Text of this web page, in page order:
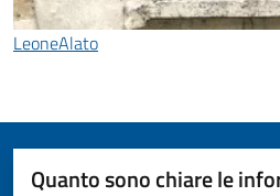
LeoneAlato
Quanto sono chiare le